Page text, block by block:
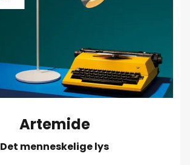
Artemide
Det menneskelige lys